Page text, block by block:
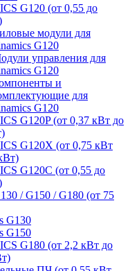
G120 (от 0,55 до
модули для
G120
управления для
G120
и
для
G120
G120P (от 0,37 кВт до
G120X (от 0,75 кВт
G120C (от 0,55 до
/ G150 / G180 (от 75
G130
G150
G180 (от 2,2 кВт до